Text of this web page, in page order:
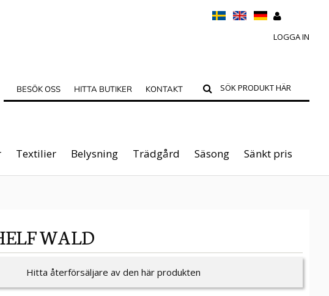
LOGGA IN
BESÖK OSS HITTA BUTIKER KONTAKT
Textilier Belysning Trädgård Säsong Sänkt pris
WALD
Hitta återförsäljare av den här produkten